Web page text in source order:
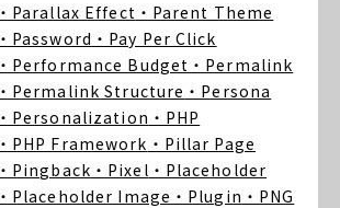
・Parallax Effect ・Parent Theme
・Password ・Pay Per Click
・Performance Budget ・Permalink
・Permalink Structure ・Persona
・Personalization ・PHP
・PHP Framework ・Pillar Page
・Pingback ・Pixel ・Placeholder
・Placeholder Image ・Plugin ・PNG